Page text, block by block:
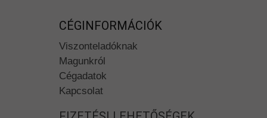
CÉGINFORMÁCIÓK
Viszonteladóknak
Magunkról
Cégadatok
Kapcsolat